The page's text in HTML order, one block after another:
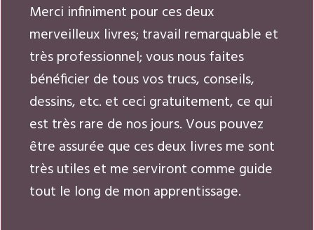
Merci infiniment pour ces deux
merveilleux livres; travail remarquable et
très professionnel; vous nous faites
bénéficier de tous vos trucs, conseils,
dessins, etc. et ceci gratuitement, ce qui
est très rare de nos jours. Vous pouvez
être assurée que ces deux livres me sont
très utiles et me serviront comme guide
tout le long de mon apprentissage.